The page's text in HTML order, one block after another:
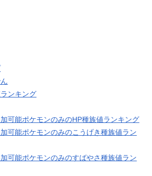
ンキング
可能ポケモンのみのHP種族値ランキング
可能ポケモンのみのこうげき種族値ラン
可能ポケモンのみのすばやさ種族値ラン